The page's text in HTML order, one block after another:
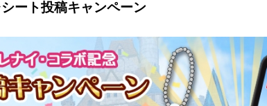
ート投稿キャンペーン